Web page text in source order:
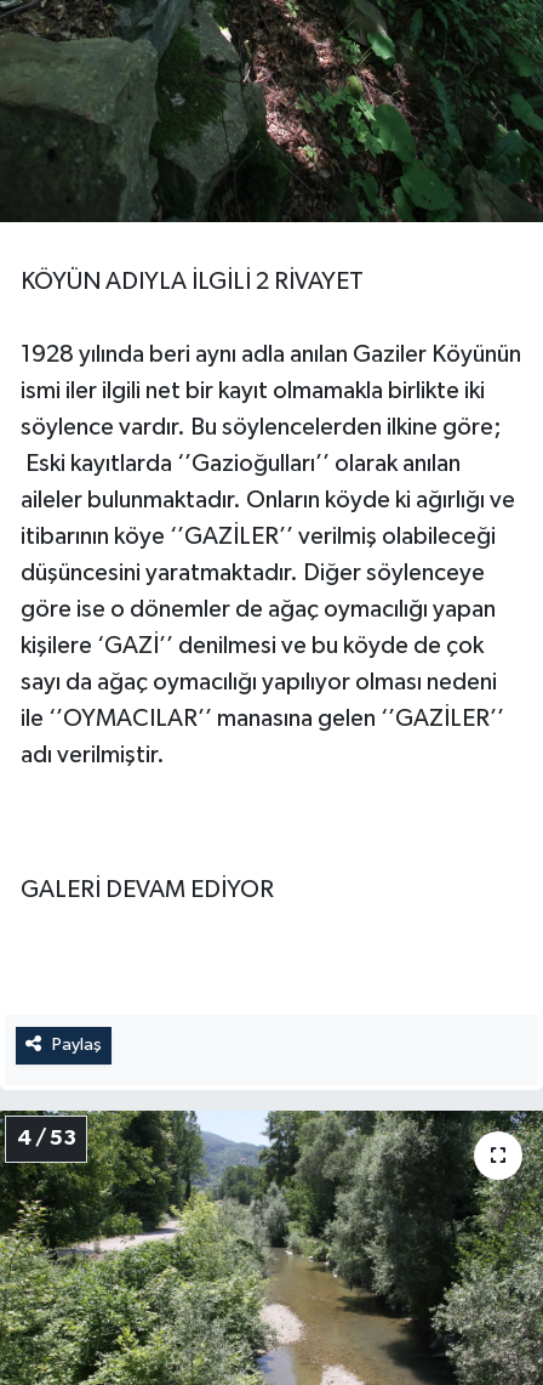
KÖYÜN ADIYLA İLGİLİ 2 RİVAYET
1928 yılında beri aynı adla anılan Gaziler Köyünün
ismi iler ilgili net bir kayıt olmamakla birlikte iki
söylence vardır. Bu söylencelerden ilkine göre;
Eski kayıtlarda ‘’Gazioğulları’’ olarak anılan
aileler bulunmaktadır. Onların köyde ki ağırlığı ve
itibarının köye ‘’GAZİLER’’ verilmiş olabileceği
düşüncesini yaratmaktadır. Diğer söylenceye
göre ise o dönemler de ağaç oymacılığı yapan
kişilere ‘GAZİ’’ denilmesi ve bu köyde de çok
sayı da ağaç oymacılığı yapılıyor olması nedeni
ile ‘’OYMACILAR’’ manasına gelen ‘’GAZİLER’’
adı verilmiştir.
GALERİ DEVAM EDİYOR
Paylaş
4 / 53